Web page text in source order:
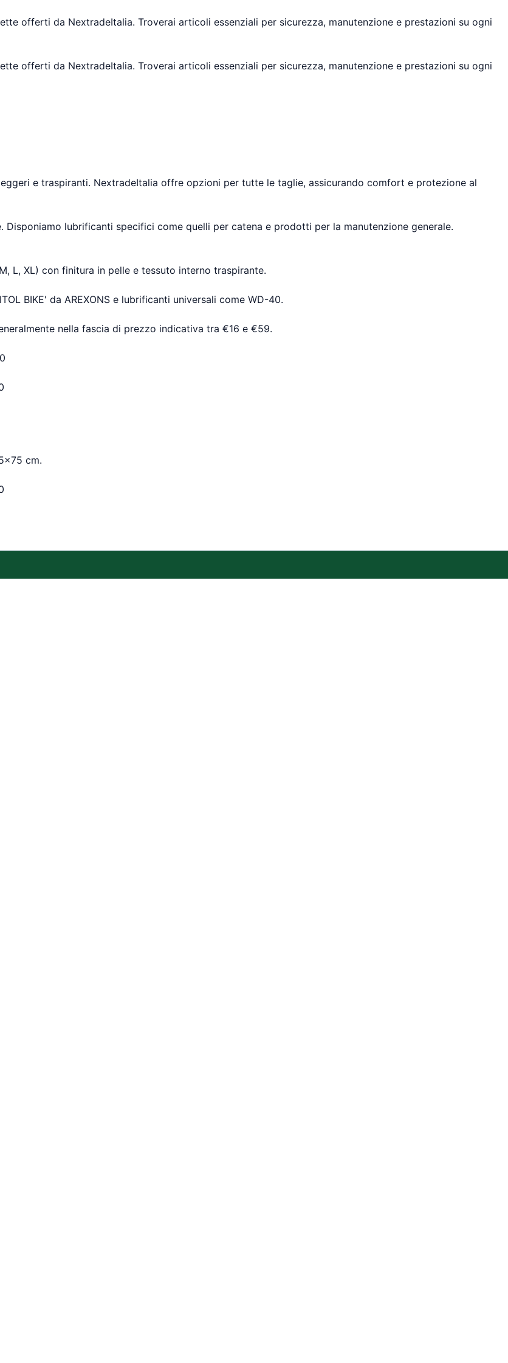
offerti da NextradeItalia. Troverai articoli essenziali per sicurezza, manutenzione e prestazioni su ogni
offerti da NextradeItalia. Troverai articoli essenziali per sicurezza, manutenzione e prestazioni su ogni
e traspiranti. NextradeItalia offre opzioni per tutte le taglie, assicurando comfort e protezione al
lubrificanti specifici come quelli per catena e prodotti per la manutenzione generale.
L, XL) con finitura in pelle e tessuto interno traspirante.
BIKE' da AREXONS e lubrificanti universali come WD-40.
nella fascia di prezzo indicativa tra €16 e €59.
cm.